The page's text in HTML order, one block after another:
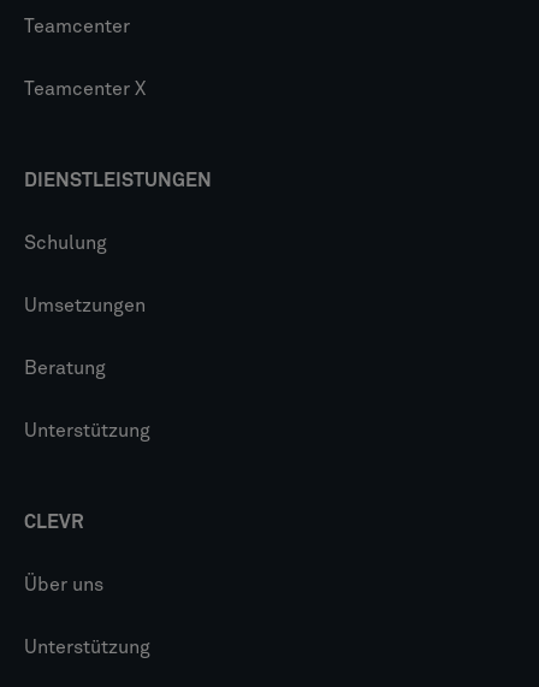
Teamcenter
Teamcenter X
DIENSTLEISTUNGEN
Schulung
Umsetzungen
Beratung
Unterstützung
CLEVR
Über uns
Unterstützung